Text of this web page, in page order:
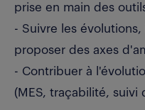
prise en main des
- Suivre les
proposer des axes
- Contribuer à
(MES, traçabilité, suivi